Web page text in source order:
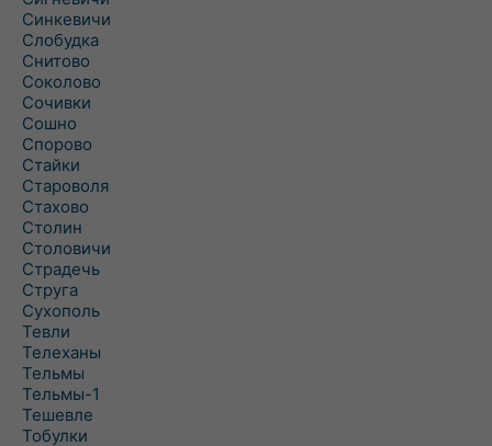
Синкевичи
Слобудка
Снитово
Соколово
Сочивки
Сошно
Спорово
Стайки
Староволя
Стахово
Столин
Столовичи
Страдечь
Струга
Сухополь
Тевли
Телеханы
Тельмы
Тельмы-1
Тешевле
Тобулки